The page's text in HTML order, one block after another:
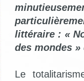
littéraire : «
des mondes »
Le